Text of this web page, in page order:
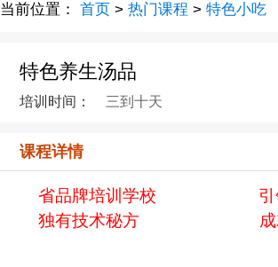
当前位置： 首页 > 热门课程 > 特色小吃
特色养生汤品
培训时间： 三到十天
课程详情
省品牌培训学校
独有技术秘方